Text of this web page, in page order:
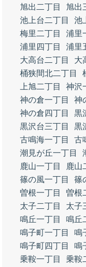
旭出二丁目
旭出
池上台二丁目
池
梅里二丁目
浦里
浦里四丁目
浦里
大高台二丁目
大
桶狭間北二丁目
上旭二丁目
神沢
神の倉一丁目
神
神の倉四丁目
黒
黒沢台三丁目
黒
古鳴海一丁目
古
潮見が丘一丁目
鹿山一丁目
鹿山
篠の風一丁目
篠
曽根一丁目
曽根
太子二丁目
太子
鳴丘一丁目
鳴丘
鳴子町一丁目
鳴
鳴子町四丁目
鳴
乗鞍一丁目
乗鞍